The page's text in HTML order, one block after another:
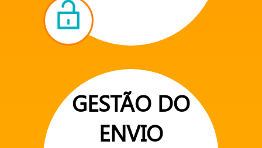
GESTÃO DO
ENVIO